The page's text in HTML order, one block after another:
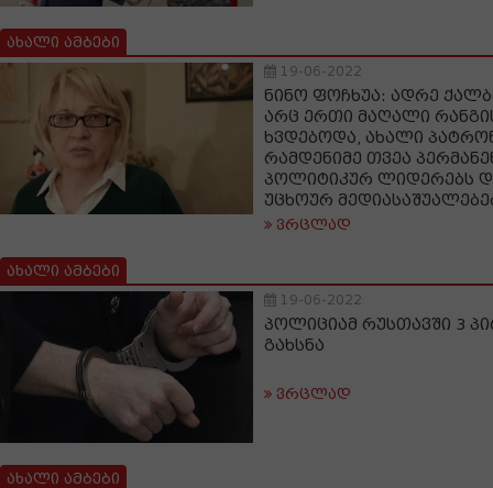
ახალი ამბები
19-06-2022
ნინო ფოჩხუა: ადრე
არც ერთი მაღალი
ხვდებოდა, ახალი
რამდენიმე თვეა
პოლიტიკურ ლიდერებს
უცხოურ
ვრცლად
ახალი ამბები
19-06-2022
პოლიციამ რუსთავში 3
გახსნა
ვრცლად
ახალი ამბები